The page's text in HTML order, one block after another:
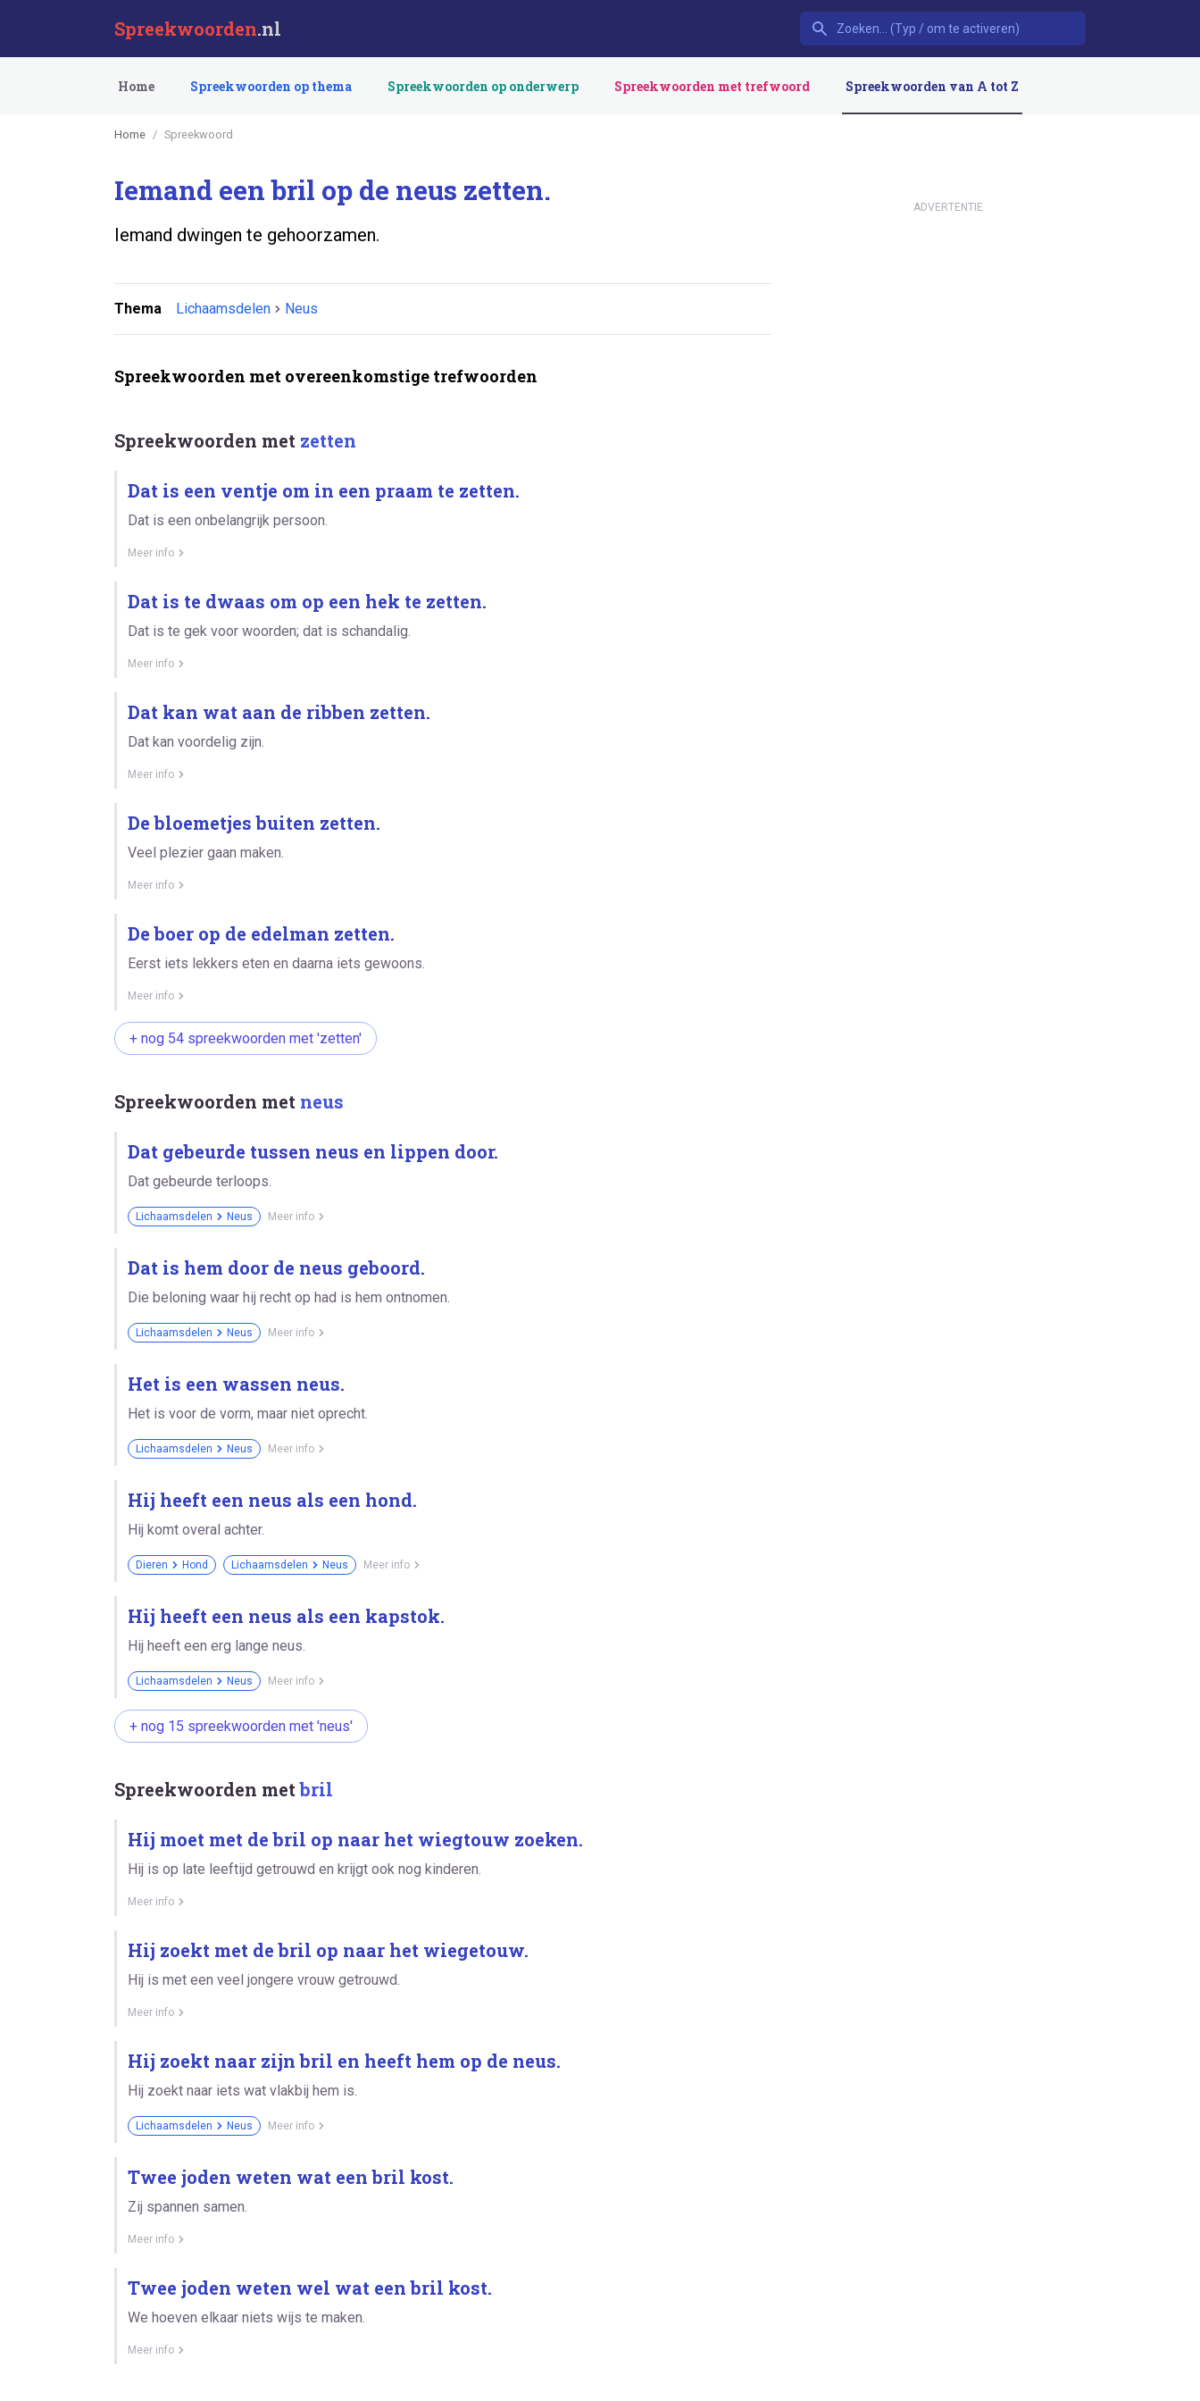
Spreekwoorden.nl
Home Spreekwoorden op thema Spreekwoorden op onderwerp Spreekwoorden met trefwoord Spreekwoorden van A tot Z
Home Spreekwoord
Iemand een bril op de neus zetten.
Iemand dwingen te gehoorzamen.
Thema Lichaamsdelen Neus
Spreekwoorden met overeenkomstige trefwoorden
Spreekwoorden met zetten
Dat is een ventje om in een praam te zetten.
Dat is een onbelangrijk persoon.
Meer info
Dat is te dwaas om op een hek te zetten.
Dat is te gek voor woorden; dat is schandalig.
Meer info
Dat kan wat aan de ribben zetten.
Dat kan voordelig zijn.
Meer info
De bloemetjes buiten zetten.
Veel plezier gaan maken.
Meer info
De boer op de edelman zetten.
Eerst iets lekkers eten en daarna iets gewoons.
Meer info
+ nog 54 spreekwoorden met 'zetten'
Spreekwoorden met neus
Dat gebeurde tussen neus en lippen door.
Dat gebeurde terloops.
Lichaamsdelen Neus Meer info
Dat is hem door de neus geboord.
Die beloning waar hij recht op had is hem ontnomen.
Lichaamsdelen Neus Meer info
Het is een wassen neus.
Het is voor de vorm, maar niet oprecht.
Lichaamsdelen Neus Meer info
Hij heeft een neus als een hond.
Hij komt overal achter.
Dieren Hond Lichaamsdelen Neus Meer info
Hij heeft een neus als een kapstok.
Hij heeft een erg lange neus.
Lichaamsdelen Neus Meer info
+ nog 15 spreekwoorden met 'neus'
Spreekwoorden metbril
Hij moet met de bril op naar het wiegtouw zoeken.
Hij is op late leeftijd getrouwd en krijgt ook nog kinderen.
Meer info
Hij zoekt met de bril op naar het wiegetouw.
Hij is met een veel jongere vrouw getrouwd.
Meer info
Hij zoekt naar zijn bril en heeft hem op de neus.
Hij zoekt naar iets wat vlakbij hem is.
Lichaamsdelen Neus Meer info
Twee joden weten wat een bril kost.
Zij spannen samen.
Meer info
Twee joden weten wel wat een bril kost.
We hoeven elkaar niets wijs te maken.
Meer info
ADVERTENTIE